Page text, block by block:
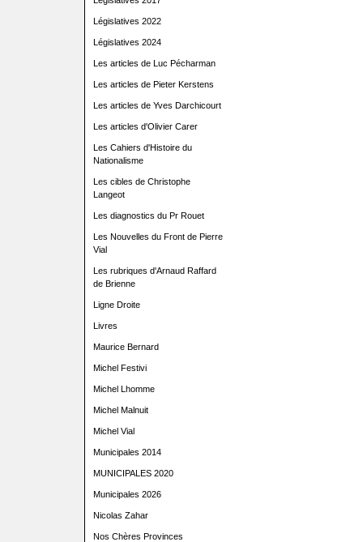
Législatives 2022
Législatives 2024
Les articles de Luc Pécharman
Les articles de Pieter Kerstens
Les articles de Yves Darchicourt
Les articles d'Olivier Carer
Les Cahiers d'Histoire du
Nationalisme
Les cibles de Christophe
Langeot
Les diagnostics du Pr Rouet
Les Nouvelles du Front de Pierre
Vial
Les rubriques d'Arnaud Raffard
de Brienne
Ligne Droite
Livres
Maurice Bernard
Michel Festivi
Michel Lhomme
Michel Malnuit
Michel Vial
Municipales 2014
MUNICIPALES 2020
Municipales 2026
Nicolas Zahar
Nos Chères Provinces